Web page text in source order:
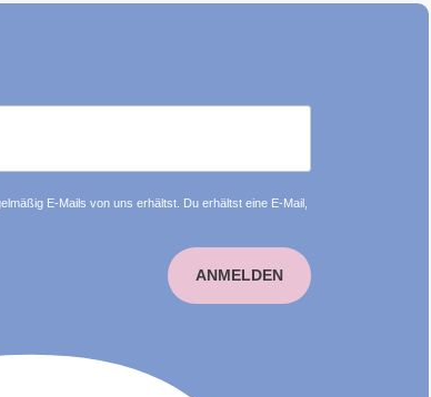
E-Mails von uns erhältst. Du erhältst eine E-Mail,
ANMELDEN